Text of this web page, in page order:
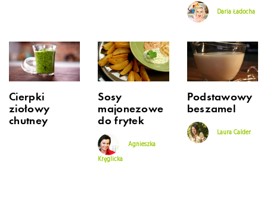
Daria Ładocha
Cierpki
ziołowy
chutney
Sosy
majonezowe
do frytek
Agnieszka
Kręglicka
Podstawowy
beszamel
Laura Calder